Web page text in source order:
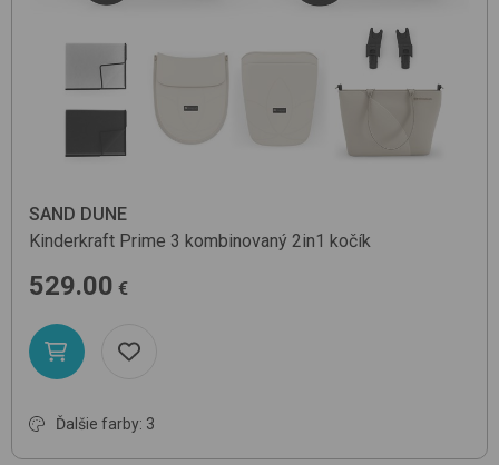
SAND DUNE
Kinderkraft Prime 3 kombinovaný 2in1 kočík
529.00 €
Ďalšie farby: 3